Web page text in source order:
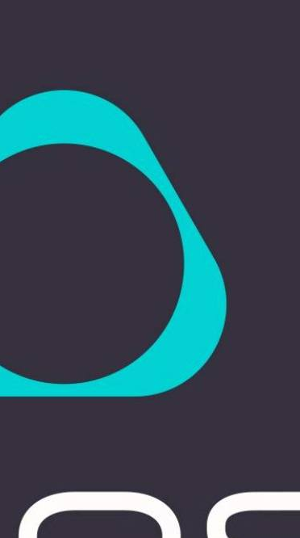
IQOS è una valida alternativa al fumo
Abbiamo scelto di scaldare il tabacco
Tel.: +39 349 172 3694
www.it.iqos.com/it